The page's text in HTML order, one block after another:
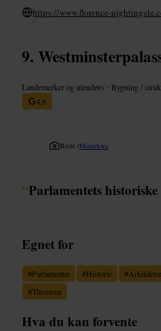
https://www.florence-
Landemerker og utendørs • Bygning /
4,6
Bilde /Misterkwa
“Parlamentets
Egnet for
#Parlamentet #Historie #Arkitektur
#Themsen
Hva du kan forvente